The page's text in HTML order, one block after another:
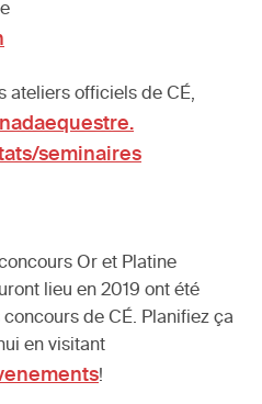
ateliers officiels de CÉ,
seminaires
Or et Platine
lieu en 2019 ont été
de CÉ. Planifiez ça
en visitant
!